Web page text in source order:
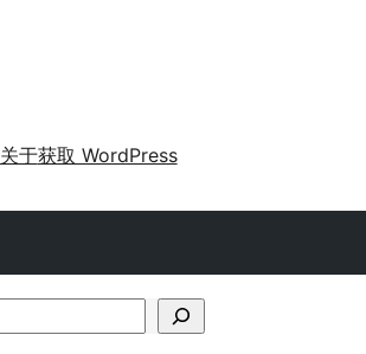
关于获取 WordPress